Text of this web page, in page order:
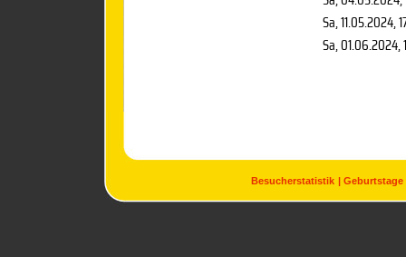
Sa, 11.05.2024,
Sa, 01.06.2024,
Besucherstatistik Geburtstage